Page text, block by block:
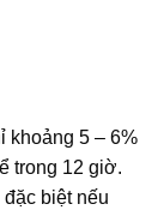
khoảng 5 – 6%
trong 12 giờ.
biệt nếu